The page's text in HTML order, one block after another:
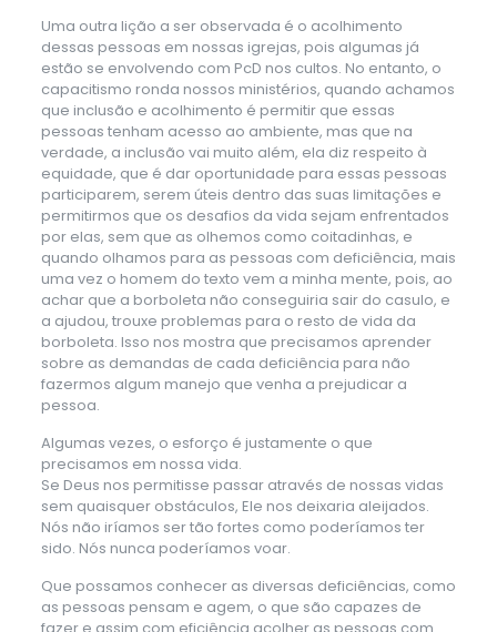
Uma outra lição a ser observada é o acolhimento
dessas pessoas em nossas igrejas, pois algumas já
estão se envolvendo com PcD nos cultos. No entanto, o
capacitismo ronda nossos ministérios, quando achamos
que inclusão e acolhimento é permitir que essas
pessoas tenham acesso ao ambiente, mas que na
verdade, a inclusão vai muito além, ela diz respeito à
equidade, que é dar oportunidade para essas pessoas
participarem, serem úteis dentro das suas limitações e
permitirmos que os desafios da vida sejam enfrentados
por elas, sem que as olhemos como coitadinhas, e
quando olhamos para as pessoas com deficiência, mais
uma vez o homem do texto vem a minha mente, pois, ao
achar que a borboleta não conseguiria sair do casulo, e
a ajudou, trouxe problemas para o resto de vida da
borboleta. Isso nos mostra que precisamos aprender
sobre as demandas de cada deficiência para não
fazermos algum manejo que venha a prejudicar a
pessoa.
Algumas vezes, o esforço é justamente o que
precisamos em nossa vida.
Se Deus nos permitisse passar através de nossas vidas
sem quaisquer obstáculos, Ele nos deixaria aleijados.
Nós não iríamos ser tão fortes como poderíamos ter
sido. Nós nunca poderíamos voar.
Que possamos conhecer as diversas deficiências, como
as pessoas pensam e agem, o que são capazes de